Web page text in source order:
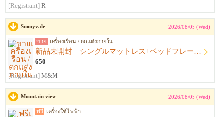
[Registrant] R
Sunnyvale 2026/08/05 (Wed)
ขาย เครื่องเรือน / ตกแต่งภายใน
新品未開封 シングルマットレス+ベッドフレーム+シーツ
650
[Registrant] M&M
Mountain view 2026/08/05 (Wed)
ฟรี เครื่องใช้ไฟฟ้า